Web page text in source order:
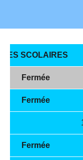
SCOLAIRES
Fermée
Fermée
Fermée